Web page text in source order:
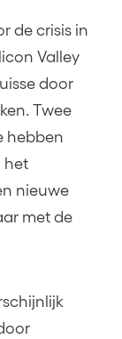
de crisis in
Valley
door
Twee
hebben
het
nieuwe
met de